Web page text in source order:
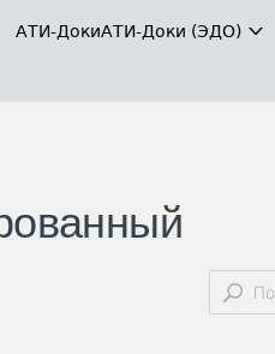
АТИ-ДокиАТИ-Доки (ЭДО)